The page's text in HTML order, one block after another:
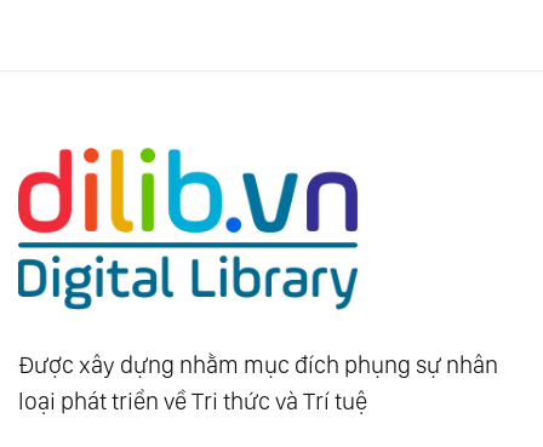
Được xây dựng nhằm mục đích phụng sự nhân
loại phát triển về Tri thức và Trí tuệ